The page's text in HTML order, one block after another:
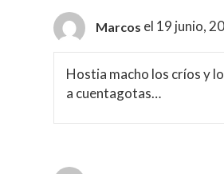
Marcos el 19 junio,
Hostia macho los críos y
a cuentagotas…